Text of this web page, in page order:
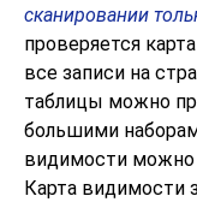
сканировании
проверяется
все записи на
таблицы можно
большими
видимости можно
Карта видимости